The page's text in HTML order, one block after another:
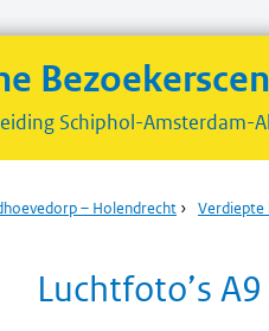
Schiphol-Amsterdam-
– Holendrecht › Verdiepte
Luchtfoto’s